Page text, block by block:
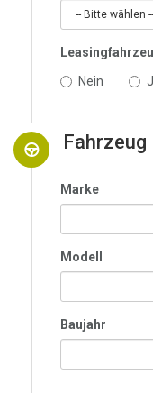
Nein
Fahrzeug
Marke
Modell
Baujahr